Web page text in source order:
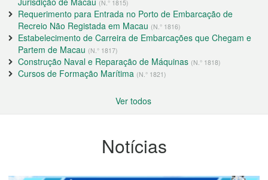
(N.° 1815)
Requerimento para Entrada no Porto de Embarcação de
Recreio Não Registada em Macau (N.° 1816)
Estabelecimento de Carreira de Embarcações que Chegam e
Partem de Macau (N.° 1817)
Construção Naval e Reparação de Máquinas (N.° 1818)
Cursos de Formação Marítima (N.° 1821)
Ver todos
Notícias